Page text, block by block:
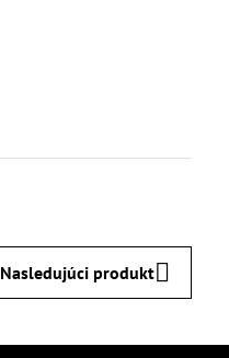
Nasledujúci produkt